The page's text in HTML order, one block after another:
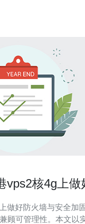
vps2核4g上做
做好防火墙与安全加
顾可管理性。本文以